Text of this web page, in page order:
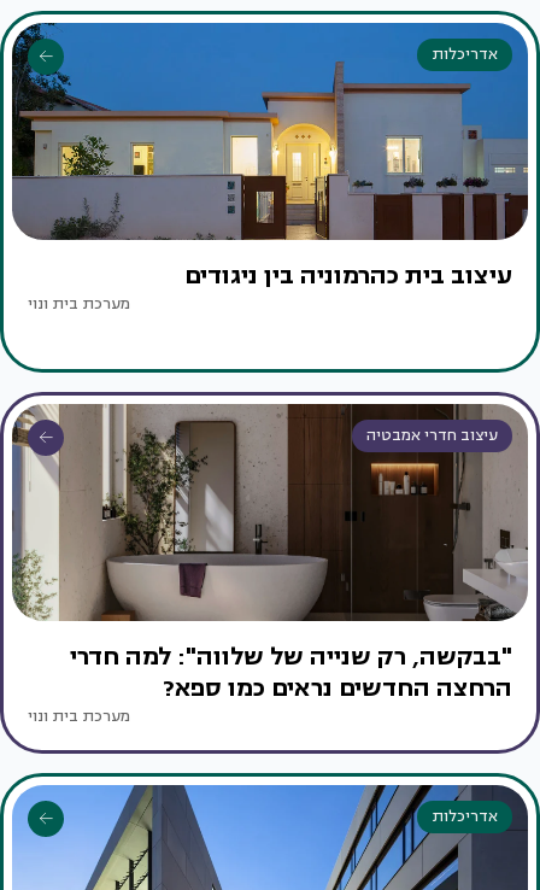
אדריכלות
עיצוב בית כהרמוניה בין ניגודים
מערכת בית ונוי
עיצוב חדרי אמבטיה
"בבקשה, רק שנייה של שלווה": למה חדרי
הרחצה החדשים נראים כמו ספא?
מערכת בית ונוי
אדריכלות